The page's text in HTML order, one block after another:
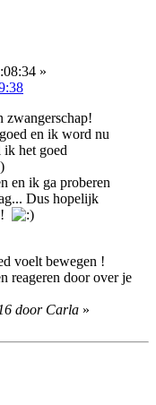
»
zwangerschap!
en ik word nu
ik het goed
en ik ga proberen
Dus hopelijk
voelt bewegen !
reageren door over je
door Carla »